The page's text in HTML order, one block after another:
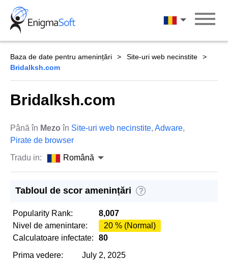
Skip
content
Română
Baza de date pentru amenințări
Site-uri web necinstite
Bridalksh.com
Bridalksh.com
Până în Mezo în Site-uri web necinstite, Adware,
Pirate de browser
Tradu in:
Română
Tabloul de scor amenințări ?
Popularity Rank:
8,007
Nivel de amenintare:
20 % (Normal)
Calculatoare infectate:
80
Prima vedere:
July 2, 2025